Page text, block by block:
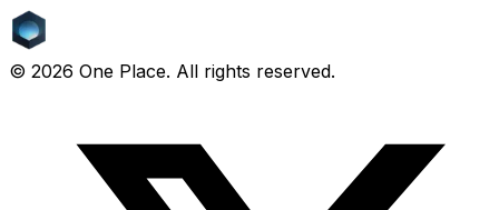
© 2026 One Place. All rights reserved.